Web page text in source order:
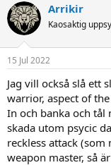
c
t
i
s
Arrikir
Kaosaktig
15 Jul 2022
Jag vill också slå ett
warrior, aspect of the
In och banka och tål
skada utom psycic
reckless attack
weapon master, så